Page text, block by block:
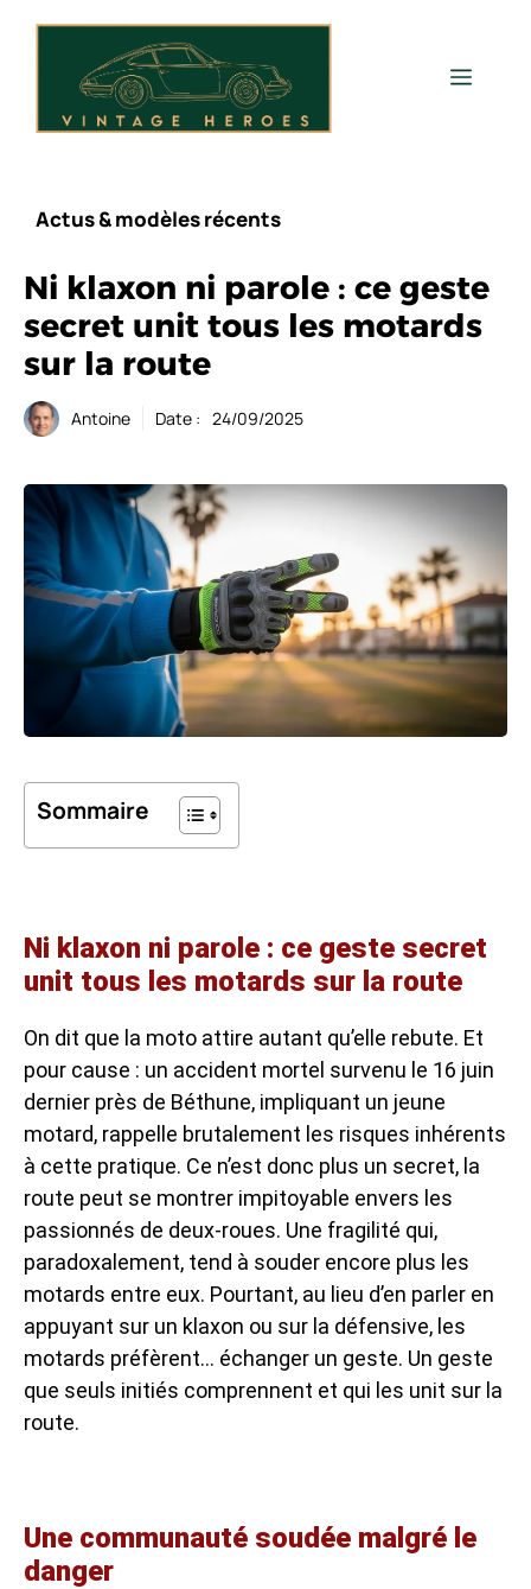
Menu
Actus & modèles récents
Ni klaxon ni parole : ce geste
secret unit tous les motards
sur la route
Antoine Date : 24/09/2025
Sommaire
Ni klaxon ni parole : ce geste secret
unit tous les motards sur la route
On dit que la moto attire autant qu’elle rebute. Et
pour cause : un accident mortel survenu le 16 juin
dernier près de Béthune, impliquant un jeune
motard, rappelle brutalement les risques inhérents
à cette pratique. Ce n’est donc plus un secret, la
route peut se montrer impitoyable envers les
passionnés de deux-roues. Une fragilité qui,
paradoxalement, tend à souder encore plus les
motards entre eux. Pourtant, au lieu d’en parler en
appuyant sur un klaxon ou sur la défensive, les
motards préfèrent… échanger un geste. Un geste
que seuls initiés comprennent et qui les unit sur la
route.
Une communauté soudée malgré le
danger